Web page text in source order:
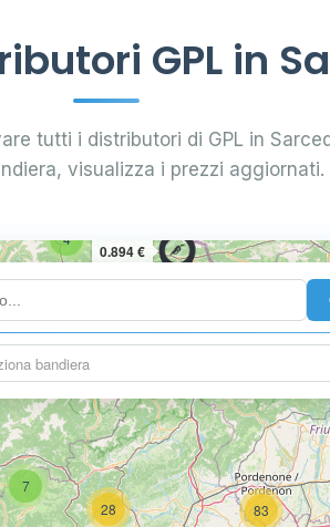
GPL in
tutti i distributori di GPL in
visualizza i prezzi aggiornati.
bandiera
7
83
28
4
0.894 €